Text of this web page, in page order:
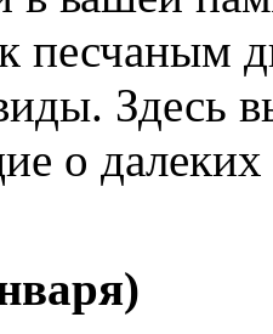
песчаным
Здесь
о далеких